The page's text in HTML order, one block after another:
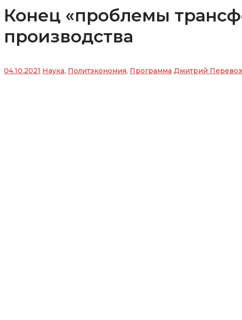
Конец «проблемы
производства
04.10.2021 Наука, Политэкономия, Программа Дмитрий